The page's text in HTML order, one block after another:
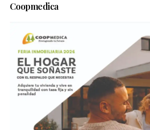
Coopmedica